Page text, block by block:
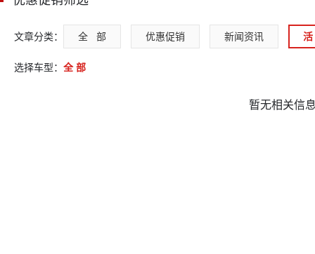
文章分类： 全   部 优惠促销 新闻资讯 活
选择车型： 全 部
暂无相关信